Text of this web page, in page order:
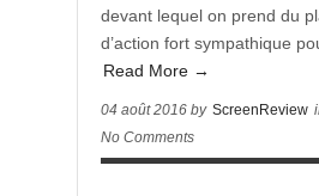
devant lequel on prend du
d’action fort sympathique
Read More →
04 août 2016 by ScreenReview
No Comments